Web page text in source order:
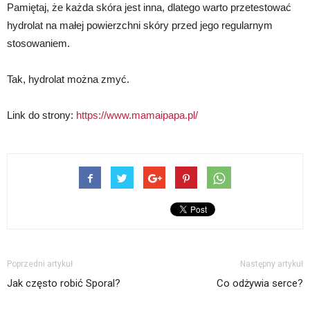
Pamiętaj, że każda skóra jest inna, dlatego warto przetestować
hydrolat na małej powierzchni skóry przed jego regularnym
stosowaniem.
Tak, hydrolat można zmyć.
Link do strony: https://www.mamaipapa.pl/
Poprzedni artykuł
Jak często robić Sporal?
Następny artykuł
Co odżywia serce?